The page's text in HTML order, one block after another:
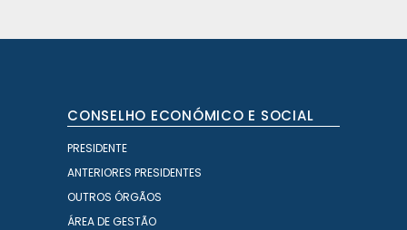
CONSELHO ECONÓMICO E SOCIAL
PRESIDENTE
ANTERIORES PRESIDENTES
OUTROS ÓRGÃOS
ÁREA DE GESTÃO